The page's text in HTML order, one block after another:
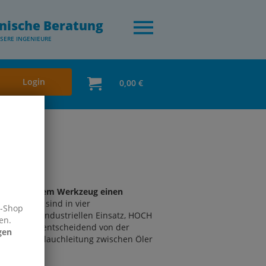
Beratung
INGENIEURE
Login 0,00 €
bei jedem Werkzeug einen
sind in vier
leichten industriellen Einsatz, HOCH
hängt entscheidend von der
Die Schlauchleitung zwischen Öler